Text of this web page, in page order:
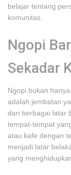
belajar tentang
komunitas.
Ngopi
Sekadar
Ngopi bukan
adalah jembatan
dari berbagai latar
tempat-tempat
atau kafe dengan
menjadi latar
yang